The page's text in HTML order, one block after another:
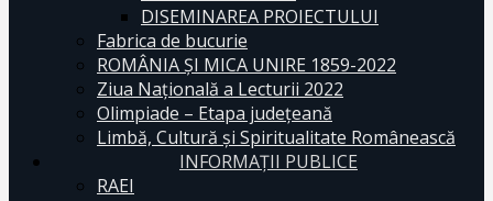
DISEMINAREA PROIECTULUI
Fabrica de bucurie
ROMÂNIA ŞI MICA UNIRE 1859-2022
Ziua Naţională a Lecturii 2022
Olimpiade – Etapa judeţeană
Limbă, Cultură și Spiritualitate Românească
INFORMAŢII PUBLICE
RAEI